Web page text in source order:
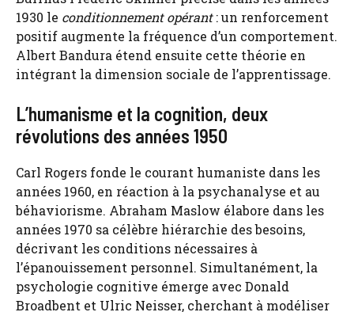
1930 le conditionnement opérant: un renforcement
positif augmente la fréquence d’un comportement.
Albert Bandura étend ensuite cette théorie en
intégrant la dimension sociale de l’apprentissage.
L’humanisme et la cognition, deux
révolutions des années 1950
Carl Rogers fonde le courant humaniste dans les
années 1960, en réaction à la psychanalyse et au
béhaviorisme. Abraham Maslow élabore dans les
années 1970 sa célèbre hiérarchie des besoins,
décrivant les conditions nécessaires à
l’épanouissement personnel. Simultanément, la
psychologie cognitive émerge avec Donald
Broadbent et Ulric Neisser, cherchant à modéliser